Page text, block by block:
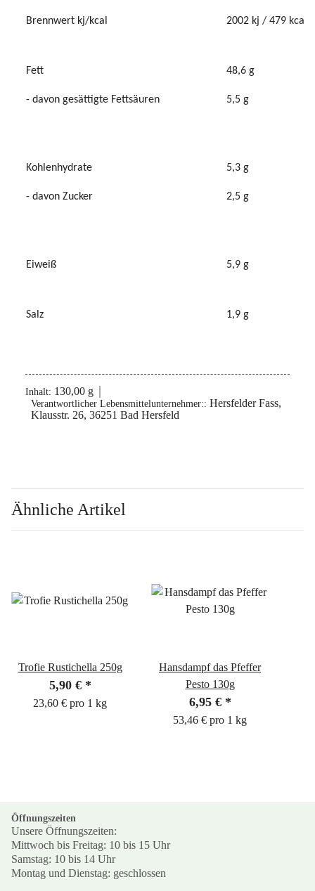
Brennwert kj/kcal 2002 kj / 479 kcal
Fett
- davon gesättigte Fettsäuren
48,6 g
5,5 g
Kohlenhydrate
- davon Zucker
5,3 g
2,5 g
Eiweiß 5,9 g
Salz 1,9 g
Inhalt: 130,00 g
Verantwortlicher Lebensmittelunternehmer:: Hersfelder Fass,
Klausstr. 26, 36251 Bad Hersfeld
Ähnliche Artikel
Trofie Rustichella 250g
5,90 € *
23,60 € pro 1 kg
Hansdampf das Pfeffer
Pesto 130g
6,95 € *
53,46 € pro 1 kg
Öffnungszeiten
Unsere Öffnungszeiten:
Mittwoch bis Freitag: 10 bis 15 Uhr
Samstag: 10 bis 14 Uhr
Montag und Dienstag: geschlossen